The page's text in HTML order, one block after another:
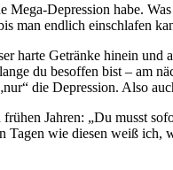
Depression habe.
man endlich einschlafen
harte Getränke hinein
du besoffen bist – am
die Depression. Also
Jahren: „Du musst
wie diesen weiß ich,